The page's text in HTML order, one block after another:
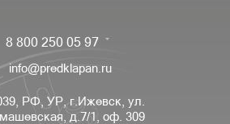
8 800 250 05 97
info@predklapan.ru
РФ, УР, г.Ижевск, ул.
д.7/1, оф. 309